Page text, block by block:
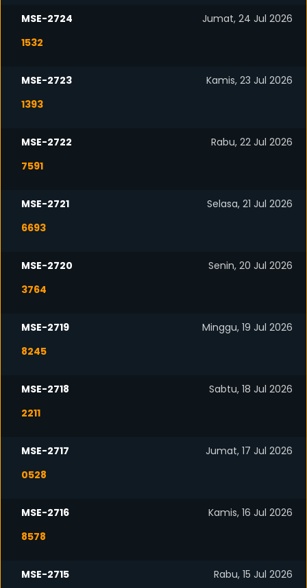
MSE-2724
Jumat, 24 Jul 2026
1532
MSE-2723
Kamis, 23 Jul 2026
1393
MSE-2722
Rabu, 22 Jul 2026
7591
MSE-2721
Selasa, 21 Jul 2026
6693
MSE-2720
Senin, 20 Jul 2026
3764
MSE-2719
Minggu, 19 Jul 2026
8245
MSE-2718
Sabtu, 18 Jul 2026
2211
MSE-2717
Jumat, 17 Jul 2026
0528
MSE-2716
Kamis, 16 Jul 2026
8578
MSE-2715
Rabu, 15 Jul 2026